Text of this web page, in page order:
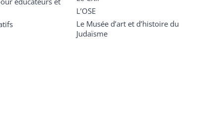
L’OSE
Le Musée d’art et d’histoire du
Judaïsme